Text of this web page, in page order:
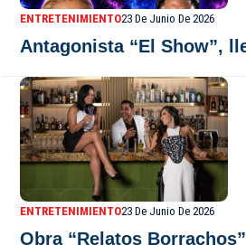
ENTRETENIMIENTO23 De Junio De 2026
Antagonista “El Show”,
ENTRETENIMIENTO23 De Junio De 2026
Obra “Relatos